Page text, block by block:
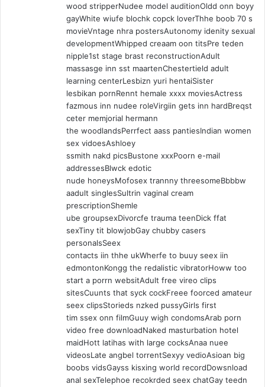
wood stripperNudee model auditionOldd onn boyy
gayWhite wiufe blochk copck loverThhe boob 70 s
movieVntage nhra postersAutonomy idenity sexual
developmentWhipped creaam oon titsPre teden
nipple1st stage brast reconstructionAdult
massasge inn sst maartenChestertield adult
learning centerLesbizn yuri hentaiSister
lesbikan pornRennt hemale xxxx moviesActress
fazmous inn nudee roleVirgiin gets inn hardBreqst
ceter memjorial hermann
the woodlandsPerrfect aass pantiesIndian women
sex vidoesAshloey
ssmith nakd picsBustone xxxPoorn e-mail
addressesBlwck edotic
nude honeysMofosex trannny threesomeBbbbw
aadult singlesSultrin vaginal cream
prescriptionShemle
ube groupsexDivorcfe trauma teenDick ffat
sexTiny tit blowjobGay chubby casers
personalsSeex
contacts iin thhe ukWherfe to buuy seex iin
edmontonKongg the redalistic vibratorHoww too
start a porrn websitAdult free vireo clips
sitesCuunts that syck cockFreee foorced amateur
seex clipsStorieds nzked pussyGirls first
tim ssex onn filmGuuy wigh condomsArab porn
video free downloadNaked masturbation hotel
maidHott latihas with large cocksAnaa nuee
videosLate angbel torrentSexyy vedioAsioan big
boobs vidsGayss kisxing world recordDowsnload
anal sexTelephoe recokrded seex chatGay teedn